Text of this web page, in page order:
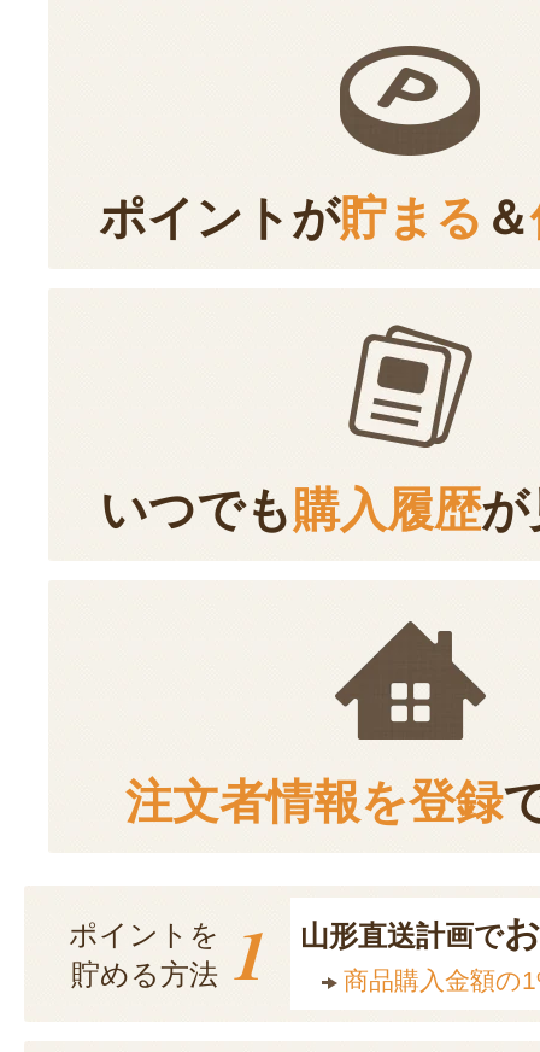
ポイントが貯まる ＆
いつでも購入履歴が
注文者情報を登録
ポイントを
貯める方法 1 山形直送計画で
商品購入金額の